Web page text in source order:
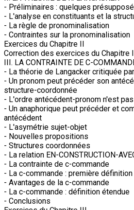
- Préliminaires : quelques
- L'analyse en constituants et la
- La règle de pronominalisation
- Contraintes sur la pronominalisation
Exercices du Chapitre II
Correction des exercices du Chapitre
III. LA CONTRAINTE DE C-
- La théorie de Langacker critiquée
- Un pronom peut précéder son
structure-coordonnée
- L'ordre antécédent-pronom n'est
- Un anaphorique peut précéder et
antécédent
- L'asymétrie sujet-objet
- Nouvelles propositions
- Structures coordonnées
- La relation EN-CONSTRUCTION-
- La contrainte de c-commande
- La c-commande : première définition
- Avantages de la c-commande
- La c-commande : définition étendue
- Conclusions